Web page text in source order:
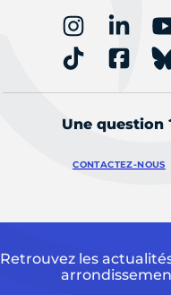
Une question
CONTACTEZ-NOUS
Retrouvez les